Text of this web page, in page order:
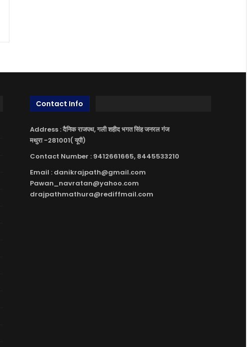
Contact Info
Address : दैनिक राजपथ, गली शहीद भगत सिंह जनरल गंज
मथुरा -281001( यूपी)
Contact Number : 9412661665, 8445533210
Email : danikrajpath@gmail.com
Pawan_navratan@yahoo.com
drajpathmathura@rediffmail.com